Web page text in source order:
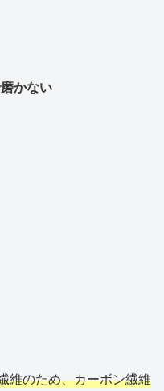
かない
維のため、カーボン繊維